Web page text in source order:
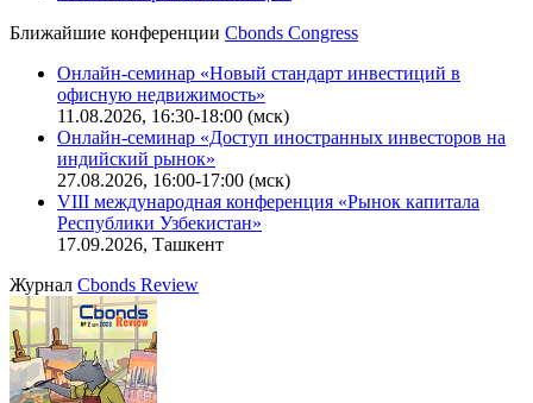
Поиск котировок облигаций
Ближайшие конференцииCbonds Congress
Онлайн-семинар «Новый стандарт инвестиций в
офисную недвижимость»
11.08.2026, 16:30-18:00 (мск)
Онлайн-семинар «Доступ иностранных инвесторов на
индийский рынок»
VIII международная конференция «Рынок капитала
Республики Узбекистан»
17.09.2026, Ташкент
ЖурналCbonds Review